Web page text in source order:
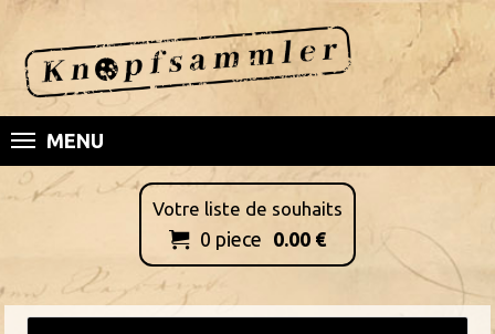
MENU
Votre liste de souhaits
 0 piece 0.00 €